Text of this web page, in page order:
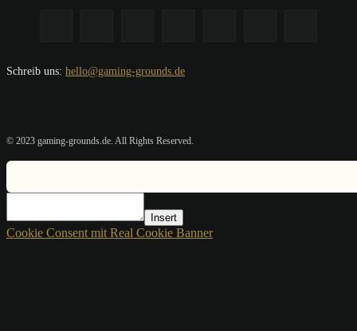
Schreib uns: hello@gaming-grounds.de
© 2023 gaming-grounds.de. All Rights Reserved.
Insert
Cookie Consent mit Real Cookie Banner